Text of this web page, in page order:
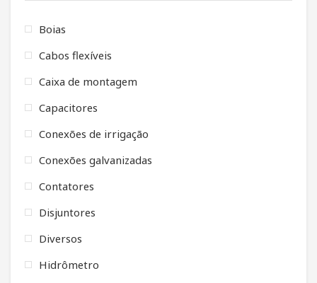
Boias
Cabos flexíveis
Caixa de montagem
Capacitores
Conexões de irrigação
Conexões galvanizadas
Contatores
Disjuntores
Diversos
Hidrômetro